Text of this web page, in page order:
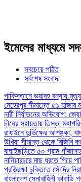
ইমেলের মাধ্যমে
সবচেয়ে পঠিত
সর্বশেষ সংবাদ
পাকিস্তানে ভয়াবহ বন্যায়
মেহেরপুর সীমান্তে ৫১ হাজার
নারী নির্যাতনের অভিযোগ:
চীনের সহায়তায় তিস্তা
রাখাইনে দুর্ভিক্ষের আশঙ্কা,
উখিয়া সীমান্ত থেকে বিজিবি
বাঘাইছড়িতে ৫০ গ্রাম
নানিয়ারচরে মাছ ধরতে গিয়ে
প্রতিরক্ষা চুক্তিতে সৌদির
বাংলাদেশ সেনাবাহিনী